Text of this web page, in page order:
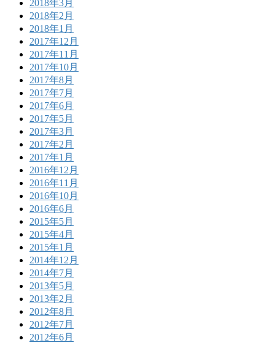
2018年3月
2018年2月
2018年1月
2017年12月
2017年11月
2017年10月
2017年8月
2017年7月
2017年6月
2017年5月
2017年3月
2017年2月
2017年1月
2016年12月
2016年11月
2016年10月
2016年6月
2015年5月
2015年4月
2015年1月
2014年12月
2014年7月
2013年5月
2013年2月
2012年8月
2012年7月
2012年6月